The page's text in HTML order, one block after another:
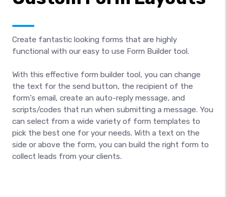
Create fantastic looking forms that are highly
functional with our easy to use Form Builder tool.
With this effective form builder tool, you can change
the text for the send button, the recipient of the
form’s email, create an auto-reply message, and
scripts/codes that run when submitting a message. You
can select from a wide variety of form templates to
pick the best one for your needs. With a text on the
side or above the form, you can build the right form to
collect leads from your clients.